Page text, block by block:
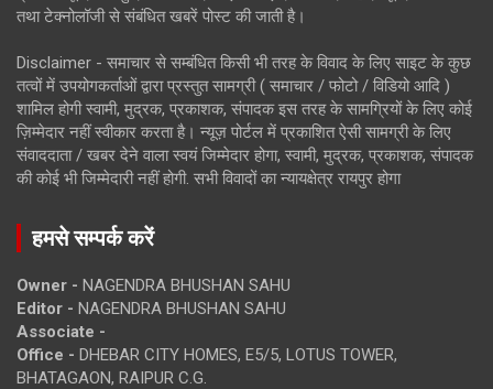
तथा टेक्नोलॉजी से संबंधित खबरें पोस्ट की जाती है।
Disclaimer - समाचार से सम्बंधित किसी भी तरह के विवाद के लिए साइट के कुछ
तत्वों में उपयोगकर्ताओं द्वारा प्रस्तुत सामग्री ( समाचार / फोटो / विडियो आदि )
शामिल होगी स्वामी, मुद्रक, प्रकाशक, संपादक इस तरह के सामग्रियों के लिए कोई
ज़िम्मेदार नहीं स्वीकार करता है। न्यूज़ पोर्टल में प्रकाशित ऐसी सामग्री के लिए
संवाददाता / खबर देने वाला स्वयं जिम्मेदार होगा, स्वामी, मुद्रक, प्रकाशक, संपादक
की कोई भी जिम्मेदारी नहीं होगी. सभी विवादों का न्यायक्षेत्र रायपुर होगा
हमसे सम्पर्क करें
Owner - NAGENDRA BHUSHAN SAHU
Editor - NAGENDRA BHUSHAN SAHU
Associate -
Office - DHEBAR CITY HOMES, E5/5, LOTUS TOWER,
BHATAGAON, RAIPUR C.G.